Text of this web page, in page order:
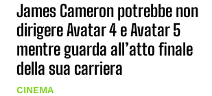
James Cameron potrebbe non
dirigere Avatar 4 e Avatar 5
mentre guarda all’atto finale
della sua carriera
CINEMA